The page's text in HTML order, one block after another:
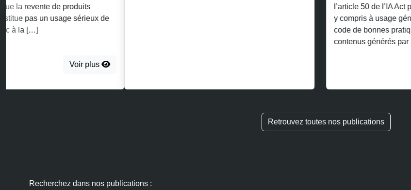
l’article 50 de l’IA Act pour certains systèmes d’IA,
y compris à usage général. Le 10 juin 2026, un
code de bonnes pratiques sur la transparence des
contenus générés par l’IA est […]
Retrouvez toutes nos publications
Recherchez dans nos publications :